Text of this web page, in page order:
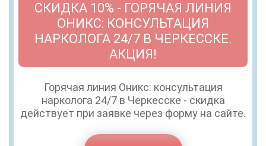
СКИДКА 10% - ГОРЯЧАЯ ЛИНИЯ
ОНИКС: КОНСУЛЬТАЦИЯ
НАРКОЛОГА 24/7 В ЧЕРКЕССКЕ.
АКЦИЯ!
Горячая линия Оникс: консультация
нарколога 24/7 в Черкесске - скидка
действует при заявке через форму на сайте.